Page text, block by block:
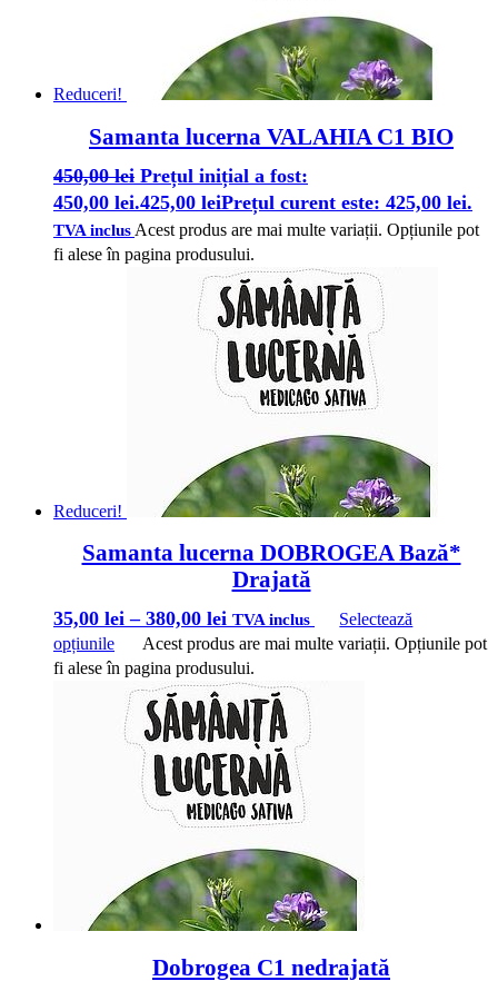
Reduceri!
Samanta lucerna VALAHIA C1 BIO
450,00lei Prețul inițial a fost:
450,00 lei.425,00 leiPrețul curent este: 425,00 lei.
TVA inclus Acest produs are mai multe variații. Opțiunile pot
fi alese în pagina produsului.
Reduceri!
Samanta lucerna DOBROGEA Bază*
Drajată
35,00 lei – 380,00 lei TVA inclus
Selectează
opțiunile
Acest produs are mai multe variații. Opțiunile pot
fi alese în pagina produsului.
Dobrogea C1 nedrajată